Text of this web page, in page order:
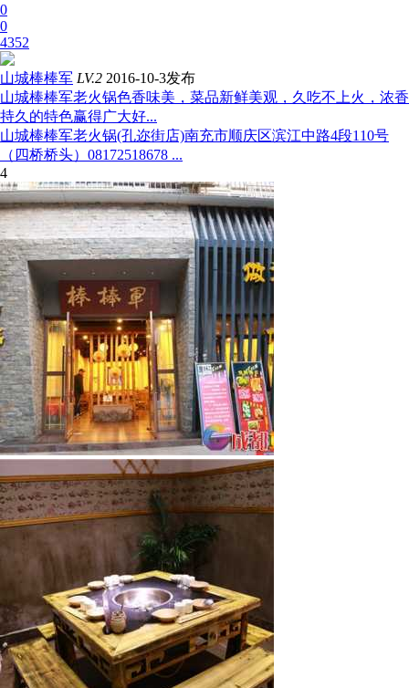
0
0
4352
山城棒棒军 LV.2 2016-10-3发布
山城棒棒军老火锅色香味美，菜品新鲜美观，久吃不上火，浓香
持久的特色赢得广大好...
山城棒棒军老火锅(孔迩街店)南充市顺庆区滨江中路4段110号
（四桥桥头）08172518678 ...
4